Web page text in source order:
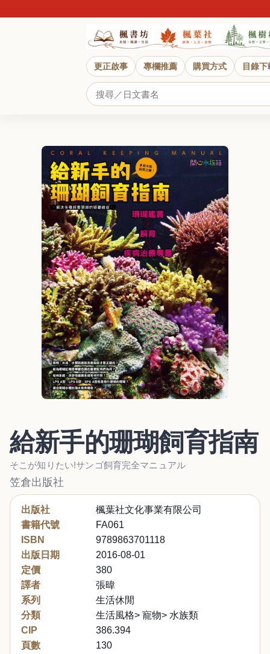
更正啟事 專欄推薦 購買方式 目錄下
給新手的珊瑚飼育指南
そこが知りたい!サンゴ飼育完全マニュアル
笠倉出版社
出版社
楓葉社文化事業有限公司
書籍代號
FA061
ISBN
9789863701118
出版日期
2016-08-01
定價
380
譯者
張暐
系列
生活休閒
分類
生活風格> 寵物> 水族類
CIP
386.394
頁數
130